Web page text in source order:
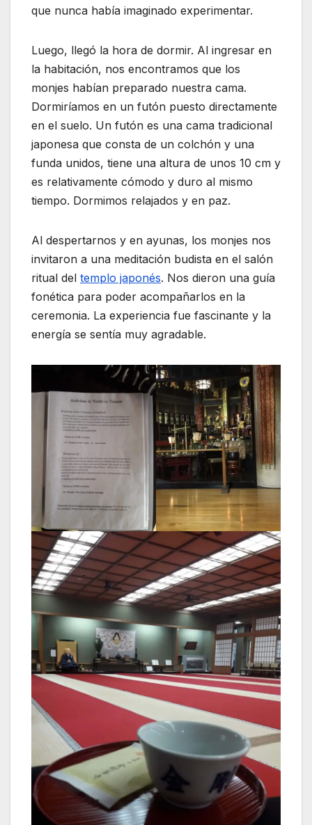
que nunca había imaginado experimentar.
Luego, llegó la hora de dormir. Al ingresar en
la habitación, nos encontramos que los
monjes habían preparado nuestra cama.
Dormiríamos en un futón puesto directamente
en el suelo. Un futón es una cama tradicional
japonesa que consta de un colchón y una
funda unidos, tiene una altura de unos 10 cm y
es relativamente cómodo y duro al mismo
tiempo. Dormimos relajados y en paz.
Al despertarnos y en ayunas, los monjes nos
invitaron a una meditación budista en el salón
ritual del templo japonés. Nos dieron una guía
fonética para poder acompañarlos en la
ceremonia. La experiencia fue fascinante y la
energía se sentía muy agradable.